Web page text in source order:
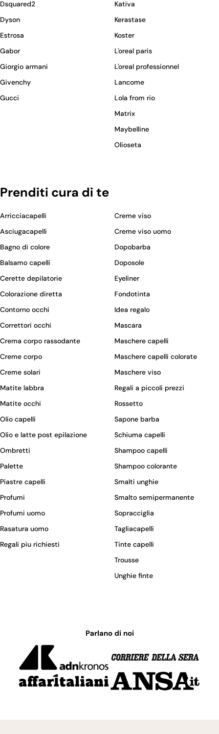
Dsquared2
Dyson
Estrosa
Gabor
Giorgio armani
Givenchy
Gucci
Kativa
Kerastase
Koster
L'oreal paris
L'oreal professionnel
Lancome
Lola from rio
Matrix
Maybelline
Olioseta
Prenditi cura di te
Arricciacapelli
Asciugacapelli
Bagno di colore
Balsamo capelli
Cerette depilatorie
Colorazione diretta
Contorno occhi
Correttori occhi
Crema corpo rassodante
Creme corpo
Creme solari
Creme viso
Creme viso uomo
Dopobarba
Doposole
Eyeliner
Fondotinta
Idea regalo
Mascara
Maschere capelli
Maschere capelli colorate
Maschere viso
Matite labbra
Matite occhi
Olio capelli
Olio e latte post epilazione
Ombretti
Palette
Piastre capelli
Profumi
Profumi uomo
Rasatura uomo
Regali piu richiesti
Regali a piccoli prezzi
Rossetto
Sapone barba
Schiuma capelli
Shampoo capelli
Shampoo colorante
Smalti unghie
Smalto semipermanente
Sopracciglia
Tagliacapelli
Tinte capelli
Trousse
Unghie finte
Parlano di noi